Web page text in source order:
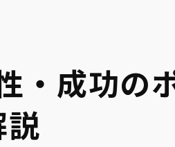
・成功の